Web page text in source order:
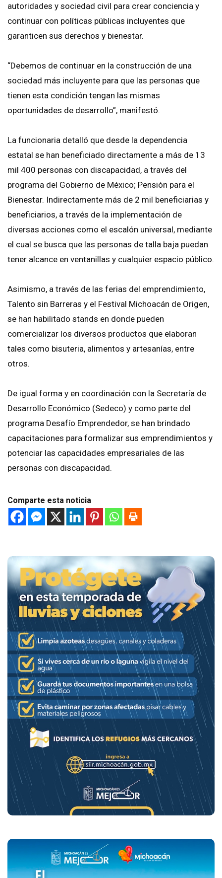
autoridades y sociedad civil para crear conciencia y
continuar con políticas públicas incluyentes que
garanticen sus derechos y bienestar.
“Debemos de continuar en la construcción de una
sociedad más incluyente para que las personas que
tienen esta condición tengan las mismas
oportunidades de desarrollo”, manifestó.
La funcionaria detalló que desde la dependencia
estatal se han beneficiado directamente a más de 13
mil 400 personas con discapacidad, a través del
programa del Gobierno de México; Pensión para el
Bienestar. Indirectamente más de 2 mil beneficiarias y
beneficiarios, a través de la implementación de
diversas acciones como el escalón universal, mediante
el cual se busca que las personas de talla baja puedan
tener alcance en ventanillas y cualquier espacio público.
Asimismo, a través de las ferias del emprendimiento,
Talento sin Barreras y el Festival Michoacán de Origen,
se han habilitado stands en donde pueden
comercializar los diversos productos que elaboran
tales como bisuteria, alimentos y artesanías, entre
otros.
De igual forma y en coordinación con la Secretaría de
Desarrollo Económico (Sedeco) y como parte del
programa Desafío Emprendedor, se han brindado
capacitaciones para formalizar sus emprendimientos y
potenciar las capacidades empresariales de las
personas con discapacidad.
Comparte esta noticia